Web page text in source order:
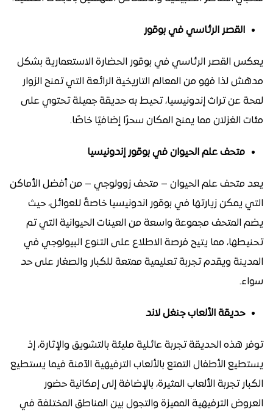
القصر الرئاسي في بوقور
يعكس القصر الرئاسي في بوقور الحضارة الاستعمارية بشكل
مدهش لذا فهو من المعالم التاريخية الرائعة التي تمنح الزوار
لمحة عن تراث إندونيسيا، تحيط به حديقة جميلة تحتوي على
مئات الغزلان مما يمنح المكان سحرًا إضافيًا خاصًا.
متحف علم الحيوان في بوقور إندونيسيا
يعد متحف علم الحيوان – متحف زوولوجي – من أفضل الأماكن
التي يمكن زيارتها في بوقور اندونيسيا خاصةً للعوائل، حيث
يضم المتحف مجموعة واسعة من العينات الحيوانية التي تم
تحنيطها، مما يتيح فرصة الاطلاع على التنوع البيولوجي في
المدينة ويقدم تجربة تعليمية ممتعة للكبار والصغار على حد
سواء.
حديقة الألعاب جنغل لاند
توفر هذه الحديقة تجربة عائلية مليئة بالتشويق والإثارة، إذ
يستطيع الأطفال التمتع بالألعاب الترفيهية الآمنة فيما يستطيع
الكبار تجربة الألعاب المثيرة، بالإضافة إلى إمكانية حضور
العروض الترفيهية المميزة والتجول بين المناطق المختلفة في